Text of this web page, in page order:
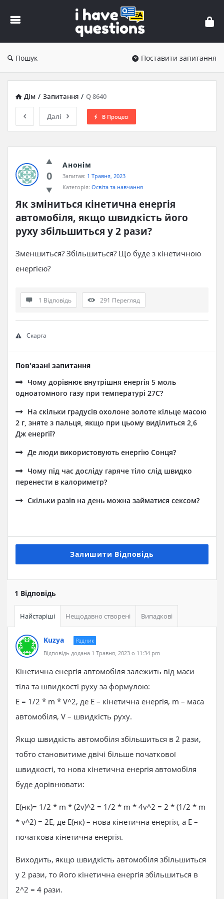
iHaveQuestions
Пошук Поставити запитання
Дім / Запитання / Q 8640
Далі В Процесі
0
Анонім
Запитав: 1 Травня, 2023
Категорія: Освіта та навчання
Як зміниться кінетична енергія
автомобіля, якщо швидкість його
руху збільшиться у 2 рази?
Зменшиться? Збільшиться? Що буде з кінетичною
енергією?
1 Відповідь 291 Перегляд
Скарга
Пов'язані запитання
Чому дорівнює внутрішня енергія 5 моль
одноатомного газу при температурі 27C?
На скільки градусів охолоне золоте кільце масою
2 г, зняте з пальця, якщо при цьому виділиться 2,6
Дж енергії?
Де люди використовують енергію Сонця?
Чому під час досліду гаряче тіло слід швидко
перенести в калориметр?
Скільки разів на день можна займатися сексом?
Залишити Відповідь
1 Відповідь
Найстаріші Нещодавно створені Випадкові
Kuzya
Радник
Відповідь додана 1 Травня, 2023 о 11:34 pm
Кінетична енергія автомобіля залежить від маси
тіла та швидкості руху за формулою:
E = 1/2 * m * V^2, де E – кінетична енергія, m – маса
автомобіля, V – швидкість руху.
Якщо швидкість автомобіля збільшиться в 2 рази,
тобто становитиме двічі більше початкової
швидкості, то нова кінетична енергія автомобіля
буде дорівнювати:
E(нк)= 1/2 * m * (2v)^2 = 1/2 * m * 4v^2 = 2 * (1/2 * m
* v^2) = 2E, де E(нк) – нова кінетична енергія, а E –
початкова кінетична енергія.
Виходить, якщо швидкість автомобіля збільшиться
у 2 рази, то його кінетична енергія збільшиться в
2^2 = 4 рази.